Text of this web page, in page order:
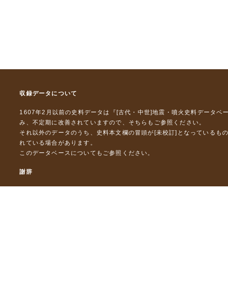
収録データについて
1607年2月以前の史料データは『 [古代・中世]地震・噴火史料データベ
み、不定期に改善されていますので、 そちら もご参照ください。
それ以外のデータのうち、史料本文欄の冒頭が[未校訂]となっているも
れている場合があります。
このデータベースについて もご参照ください。
謝辞